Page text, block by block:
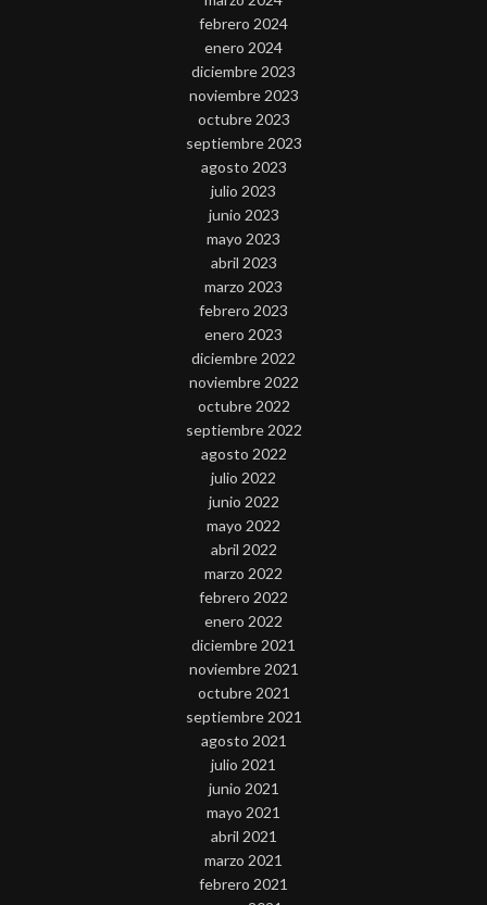
febrero 2024
enero 2024
diciembre 2023
noviembre 2023
octubre 2023
septiembre 2023
agosto 2023
julio 2023
junio 2023
mayo 2023
abril 2023
marzo 2023
febrero 2023
enero 2023
diciembre 2022
noviembre 2022
octubre 2022
septiembre 2022
agosto 2022
julio 2022
junio 2022
mayo 2022
abril 2022
marzo 2022
febrero 2022
enero 2022
diciembre 2021
noviembre 2021
octubre 2021
septiembre 2021
agosto 2021
julio 2021
junio 2021
mayo 2021
abril 2021
marzo 2021
febrero 2021